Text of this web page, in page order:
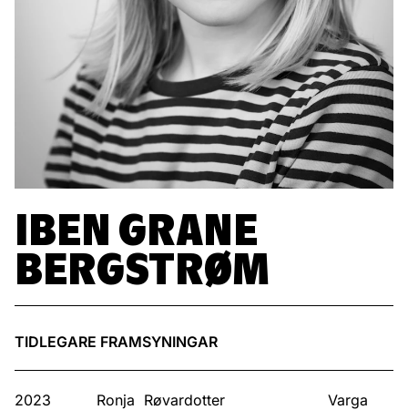
IBEN GRANE
BERGSTRØM
TIDLEGARE FRAMSYNINGAR
2023 Ronja Røvar­dotter Varga